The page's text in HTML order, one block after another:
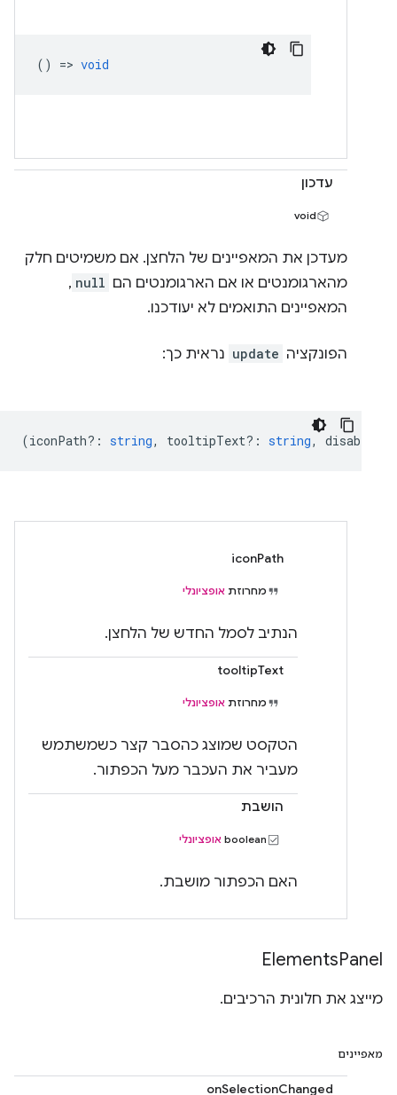
() => void
עדכון
void
מעדכן את המאפיינים של הלחצן. אם משמיטים חלק
מהארגומנטים או אם הארגומנטים הם null
,
המאפיינים התואמים לא יעודכנו.
הפונקציה update נראית כך:
(iconPath? : string, tooltipText? : string, disabled?
iconPath
מחרוזת אופציונלי
הנתיב לסמל החדש של הלחצן.
tooltipText
מחרוזת אופציונלי
הטקסט שמוצג כהסבר קצר כשמשתמש
מעביר את העכבר מעל הכפתור.
הושבת
‫boolean אופציונלי
האם הכפתור מושבת.
ElementsPanel
מייצג את חלונית הרכיבים.
מאפיינים
onSelectionChanged